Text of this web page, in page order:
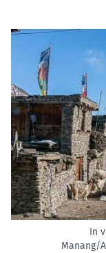
In
Manang/